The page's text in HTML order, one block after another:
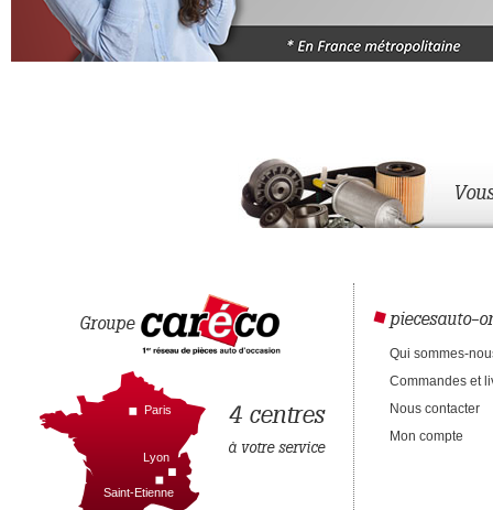
Groupe
4 centres
à votre service
Paris
Lyon
Saint-Etienne
piecesauto-
Qui sommes-
Commandes et
Nous contacter
Mon compte